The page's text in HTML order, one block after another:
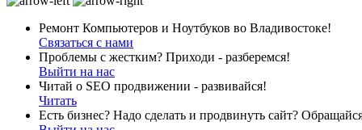
Ремонт Компьютеров и Ноутбуков во Владивостоке!
Связаться с нами
Проблемы с жестким? Приходи - разберемся!
Выйти на нас
Читай о SEO продвижении - развивайся!
Читать
Есть бизнес? Надо сделать и продвинуть сайт?